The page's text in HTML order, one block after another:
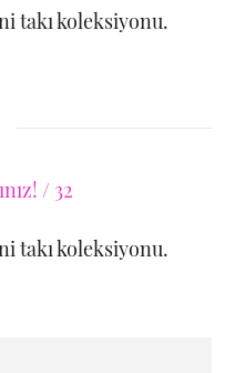
takı koleksiyonu.
takı koleksiyonu.